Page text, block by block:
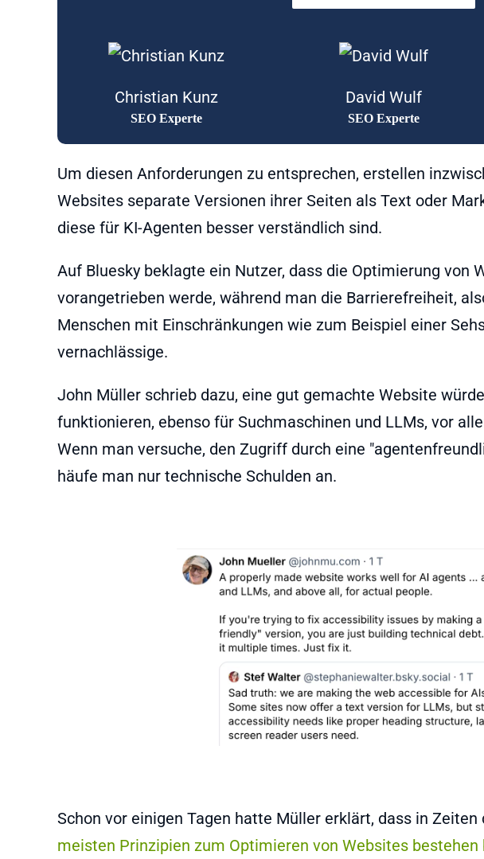
Christian Kunz
SEO Experte
David Wulf
SEO Experte
Um diesen Anforderungen zu entsprechen, erstellen
Websites separate Versionen ihrer Seiten als Text oder
diese für KI-Agenten besser verständlich sind.
Auf Bluesky beklagte ein Nutzer, dass die Optimierung von
vorangetrieben werde, während man die Barrierefreiheit,
Menschen mit Einschränkungen wie zum Beispiel einer
vernachlässige.
John Müller schrieb dazu, eine gut gemachte Website
funktionieren, ebenso für Suchmaschinen und LLMs, vor
Wenn man versuche, den Zugriff durch eine
häufe man nur technische Schulden an.
Schon vor einigen Tagen hatte Müller erklärt, dass in Zeiten
meisten Prinzipien zum Optimieren von Websites bestehen